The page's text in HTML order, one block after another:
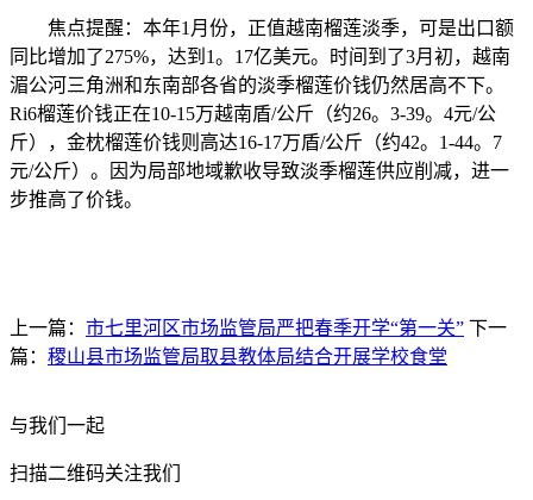
焦点提醒：本年1月份，正值越南榴莲淡季，可是出口额
同比增加了275%，达到1。17亿美元。时间到了3月初，越南
湄公河三角洲和东南部各省的淡季榴莲价钱仍然居高不下。
Ri6榴莲价钱正在10-15万越南盾/公斤（约26。3-39。4元/公
斤），金枕榴莲价钱则高达16-17万盾/公斤（约42。1-44。7
元/公斤）。因为局部地域歉收导致淡季榴莲供应削减，进一
步推高了价钱。
上一篇： 市七里河区市场监管局严把春季开学“第一关” 下一
篇： 稷山县市场监管局取县教体局结合开展学校食堂
与我们一起
扫描二维码关注我们